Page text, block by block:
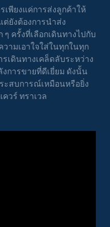
เพียงแค่การส่งลูกค้าให้
ต่ยังต้องการนำส่ง
ครั้งที่เลือกเดินทางไปกับ
ามเอาใจใส่ในทุกในทุก
เดินทางเคล็ดลับระหว่าง
การขายที่ดีเยี่ยม ดังนั้น
ะสบการณ์เหมือนหรือยิ่ง
วร์ ทราเวล